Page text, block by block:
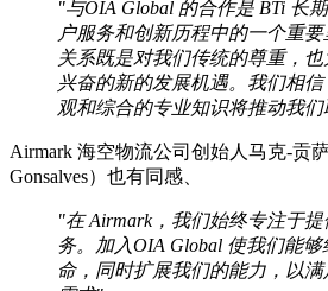
"与OIA Global 的合作是 BTi 长
户服务和创新历程中的一个重
关系既是对我们传统的尊重，
兴奋的新的发展机遇。我们相
观和综合的专业知识将推动我们
Airmark 海空物流公司创始人马克-贡
Gonsalves）也有同感、
"在 Airmark，我们始终专注于
务。加入OIA Global 使我们能
命，同时扩展我们的能力，以